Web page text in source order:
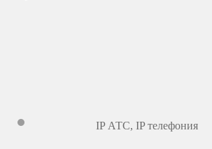
IP АТС, IP телефония